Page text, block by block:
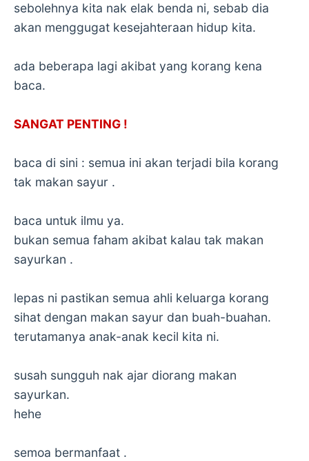
sebolehnya kita nak elak benda ni, sebab dia
akan menggugat kesejahteraan hidup kita.
ada beberapa lagi akibat yang korang kena
baca.
SANGAT PENTING !
baca di sini : semua ini akan terjadi bila korang
tak makan sayur .
baca untuk ilmu ya.
bukan semua faham akibat kalau tak makan
sayurkan .
lepas ni pastikan semua ahli keluarga korang
sihat dengan makan sayur dan buah-buahan.
terutamanya anak-anak kecil kita ni.
susah sungguh nak ajar diorang makan
sayurkan.
hehe
semoa bermanfaat .